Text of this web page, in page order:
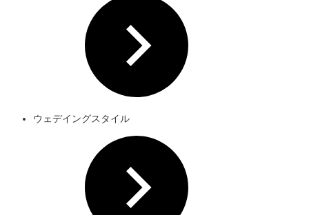
ウェデイングスタイル